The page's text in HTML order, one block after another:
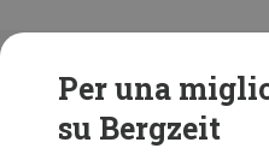
Per una
su Bergzeit